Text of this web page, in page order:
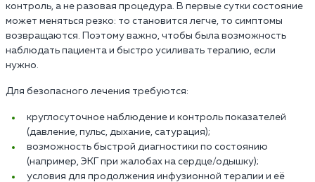
контроль, а не разовая процедура. В первые сутки состояние
может меняться резко: то становится легче, то симптомы
возвращаются. Поэтому важно, чтобы была возможность
наблюдать пациента и быстро усиливать терапию, если
нужно.
Для безопасного лечения требуются:
круглосуточное наблюдение и контроль показателей
(давление, пульс, дыхание, сатурация);
возможность быстрой диагностики по состоянию
(например, ЭКГ при жалобах на сердце/одышку);
условия для продолжения инфузионной терапии и её